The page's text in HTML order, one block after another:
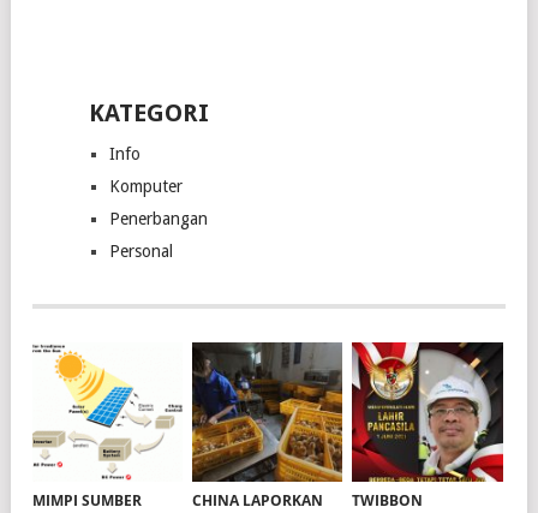
KATEGORI
Info
Komputer
Penerbangan
Personal
MIMPI SUMBER
CHINA LAPORKAN
TWIBBON